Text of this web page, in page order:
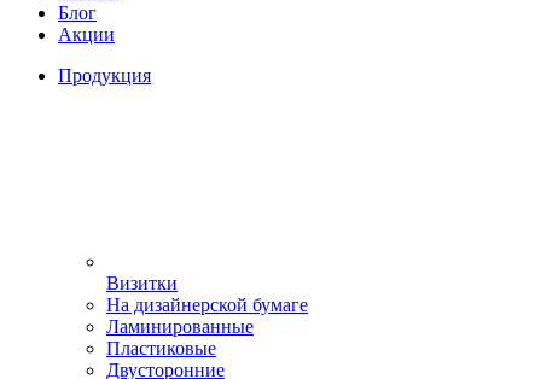
Блог
Акции
Продукция
Визитки
На дизайнерской бумаге
Ламинированные
Пластиковые
Двусторонние